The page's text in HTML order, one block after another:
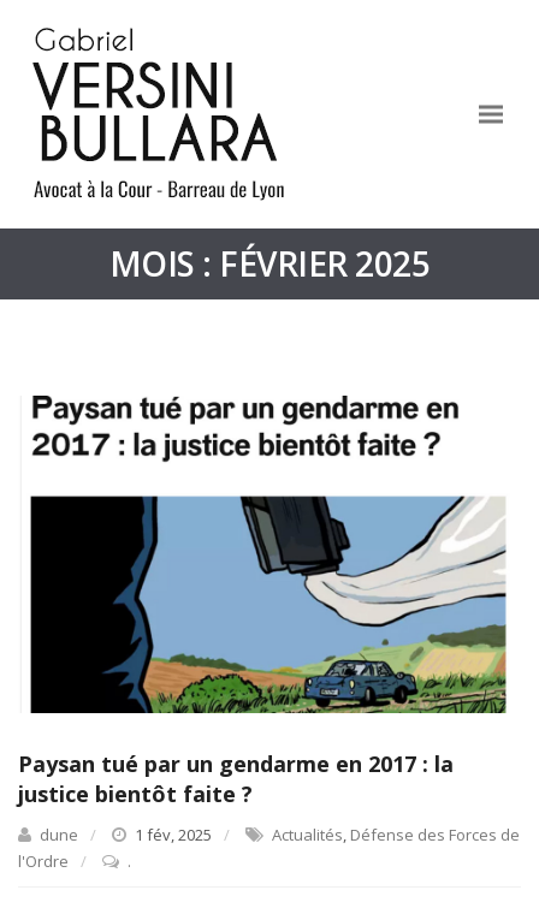
MOIS : FÉVRIER 2025
Paysan tué par un gendarme en 2017 : la
justice bientôt faite ?
dune 1 fév, 2025 Actualités, Défense des Forces de
l'Ordre
.